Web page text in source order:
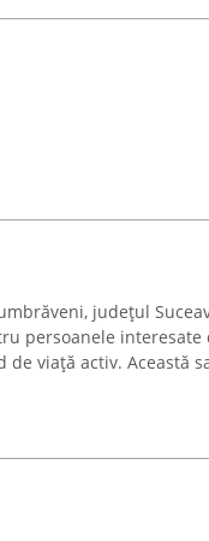
județul
persoanele interesate
viață activ. Această